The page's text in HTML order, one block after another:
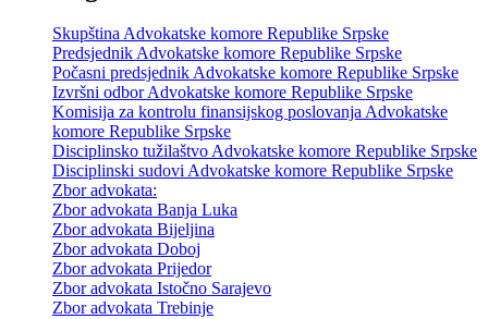
Skupština Advokatske komore Republike Srpske
Predsjednik Advokatske komore Republike Srpske
Počasni predsjednik Advokatske komore Republike Srpske
Izvršni odbor Advokatske komore Republike Srpske
Komisija za kontrolu finansijskog poslovanja Advokatske
komore Republike Srpske
Disciplinsko tužilaštvo Advokatske komore Republike Srpske
Disciplinski sudovi Advokatske komore Republike Srpske
Zbor advokata:
Zbor advokata Banja Luka
Zbor advokata Bijeljina
Zbor advokata Doboj
Zbor advokata Prijedor
Zbor advokata Istočno Sarajevo
Zbor advokata Trebinje